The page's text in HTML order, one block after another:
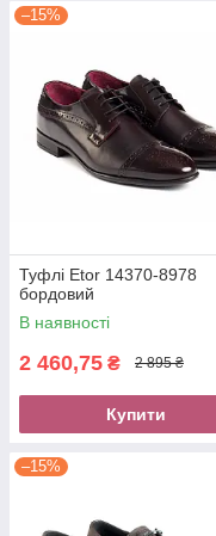
–15%
Туфлі Etor 14370-8978
бордовий
В наявності
2 460,75 ₴ 2 895 ₴
Купити
–15%